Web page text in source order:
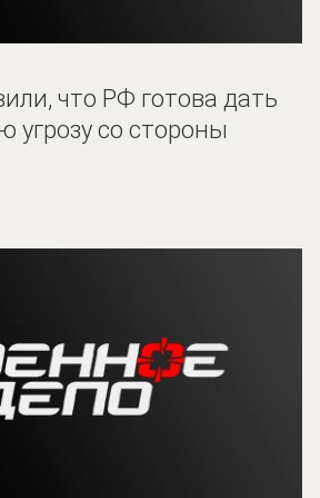
что РФ готова дать
угрозу со стороны